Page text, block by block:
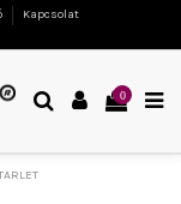
Kapcsolat
0